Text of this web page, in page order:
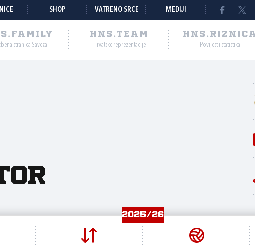
SHOP VATRENO SRCE MEDIJI
stranica Saveza
HNS.TEAM
Hrvatske reprezentacije Povijest i statistika
2025/26